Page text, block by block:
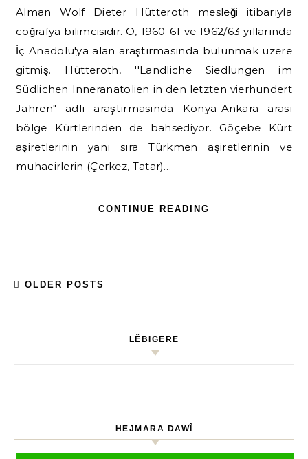
Alman Wolf Dieter Hütteroth mesleği itibarıyla
coğrafya bilimcisidir. O, 1960-61 ve 1962/63 yıllarında
İç Anadolu'ya alan araştırmasında bulunmak üzere
gitmiş. Hütteroth, ''Landliche Siedlungen im
Südlichen Inneranatolien in den letzten vierhundert
Jahren" adlı araştırmasında Konya-Ankara arası
bölge Kürtlerinden de bahsediyor. Göçebe Kürt
aşiretlerinin yanı sıra Türkmen aşiretlerinin ve
muhacirlerin (Çerkez, Tatar)…
CONTINUE READING
OLDER POSTS
LÊBIGERE
HEJMARA DAWÎ